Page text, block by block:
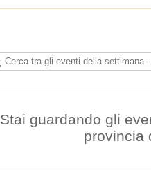
Stai guardando gli
provincia